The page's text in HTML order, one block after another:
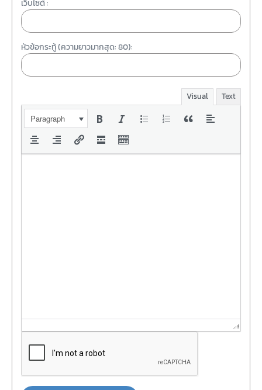
เว็บไซต์ :
หัวข้อกระทู้ (ความยาวมากสุด: 80):
Visual
Text
Paragraph